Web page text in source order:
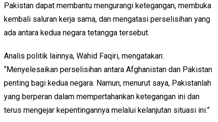
Pakistan dapat membantu mengurangi ketegangan, membuka
kembali saluran kerja sama, dan mengatasi perselisihan yang
ada antara kedua negara tetangga tersebut.
Analis politik lainnya, Wahid Faqiri, mengatakan:
“Menyelesaikan perselisihan antara Afghanistan dan Pakistan
penting bagi kedua negara. Namun, menurut saya, Pakistanlah
yang berperan dalam mempertahankan ketegangan ini dan
terus mengejar kepentingannya melalui kelanjutan situasi ini.”